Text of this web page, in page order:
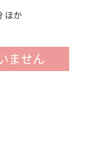
ほか
ません